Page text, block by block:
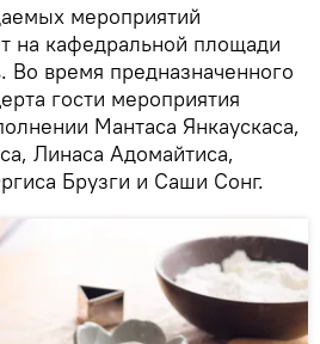
мероприятий
на кафедральной площади
Во время предназначенного
гости мероприятия
Мантаса Янкаускаса,
Линаса Адомайтиса,
Брузги и Саши Сонг.